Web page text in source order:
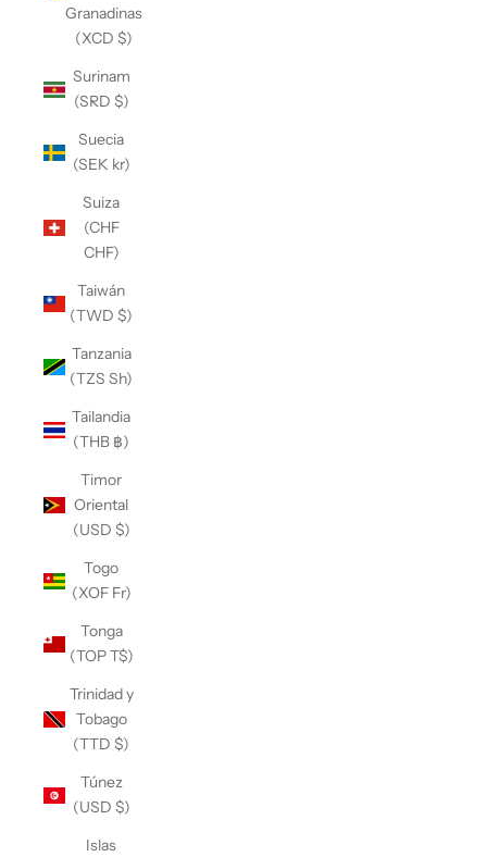
Granadinas
(XCD $)
Surinam
(SRD $)
Suecia
(SEK kr)
Suiza
(CHF
CHF)
Taiwán
(TWD $)
Tanzania
(TZS Sh)
Tailandia
(THB ฿)
Timor
Oriental
(USD $)
Togo
(XOF Fr)
Tonga
(TOP T$)
Trinidad y
Tobago
(TTD $)
Túnez
(USD $)
Islas